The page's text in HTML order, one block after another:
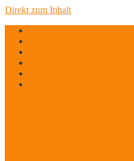
Direkt zum Inhalt